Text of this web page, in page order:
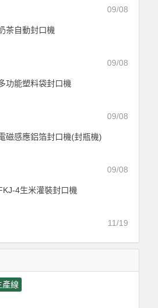
09/08
茶自動封口機
09/08
功能塑料袋封口機
09/08
磁感應鋁箔封口機(封瓶機)
09/08
4生米灌裝封口機
11/19
產線